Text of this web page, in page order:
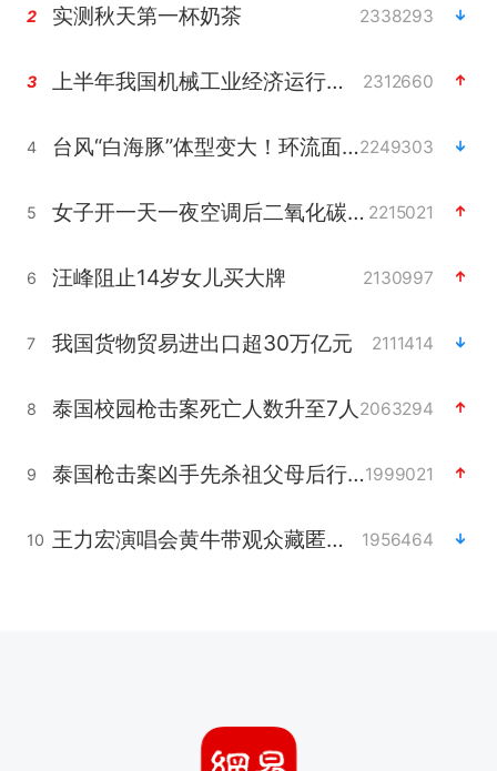
2 实测秋天第一杯奶茶 2338293
3 上半年我国机械工业经济运行稳中有进 2312660
4 台风“白海豚”体型变大！环流面积接近13个浙江那么大2249303
5 女子开一天一夜空调后二氧化碳中毒 2215021
6 汪峰阻止14岁女儿买大牌 2130997
7 我国货物贸易进出口超30万亿元 2111414
8 泰国校园枪击案死亡人数升至7人 2063294
9 泰国枪击案凶手先杀祖父母后行凶1999021
10 王力宏演唱会黄牛带观众藏匿被查获 1956464